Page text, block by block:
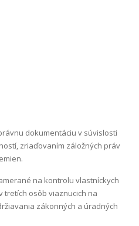
dokumentáciu v súvislosti
zriaďovaním záložných práv
na kontrolu vlastníckych
osôb viaznucich na
zákonných a úradných